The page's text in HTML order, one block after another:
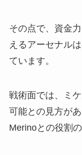
その点で、資金
えるアーセナル
ています。
戦術面では、ミ
可能との見方が
Merinoとの役割